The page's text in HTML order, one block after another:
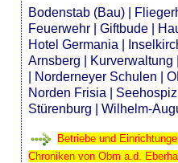
Bodenstab (Bau)
Feuerwehr |Giftbude
Hotel Germania
Arnsberg
Kurverwaltung
Norderneyer Schulen |
Norden Frisia
Seehospiz
Stürenburg |Wilhelm-
Betriebe und
Chroniken von Obm a.d.